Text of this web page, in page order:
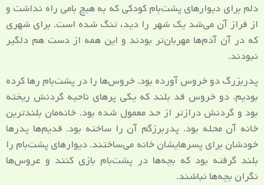
دلم برای دیوارهای پشت‌بام کودکی که به هیچ‌ بامی راه نداشت و
از فراز آن می‌شد یک شهر را دید، تنگ شده است. برای شهری
که در آن آدم‌ها مهربان‌تر بودند و این همه از دست هم دلگیر
نبودند.
پدربزرگ دو خروس آورده بود. خروس‌ها را در پشت‌بام رها کرده
بودیم. دو خروس قد بلند که یکی پرهای ناحیه گردنش ریخته
بود و گردنش درازتر از حد معمول شده بود. خانه‌مان بلندترین
خانه آن محله بود. پدربرزگم آن را ساخته بود. قدیم‌ها پدرها
خودشان برای پسرهایشان خانه می‌ساختند. دیوارهای پشت‌بام را
بلند گرفته بود که بچه‌ها در پشت‌بام بازی کنند و عروس‌ها
نگران بچه‌ها نباشند.